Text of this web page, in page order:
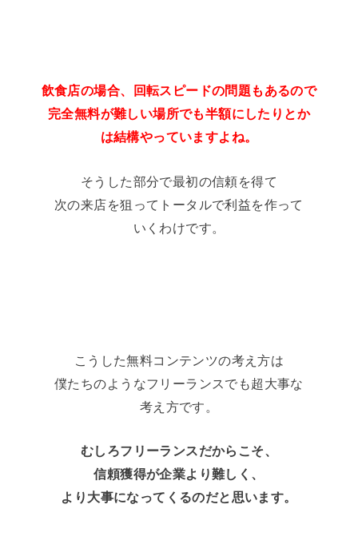
飲食店の場合、回転スピードの問題もあるので
完全無料が難しい場所でも半額にしたりとか
は結構やっていますよね。
そうした部分で最初の信頼を得て
次の来店を狙ってトータルで利益を作って
いくわけです。
こうした無料コンテンツの考え方は
僕たちのようなフリーランスでも超大事な
考え方です。
むしろフリーランスだからこそ、
信頼獲得が企業より難しく、
より大事になってくるのだと思います。